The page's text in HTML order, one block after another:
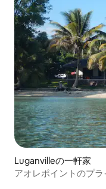
Luganvilleの一軒家
アオレポイントのプ